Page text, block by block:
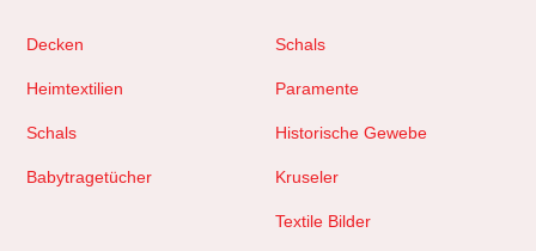
Decken
Heimtextilien
Schals
Babytragetücher
Schals
Paramente
Historische Gewebe
Kruseler
Textile Bilder